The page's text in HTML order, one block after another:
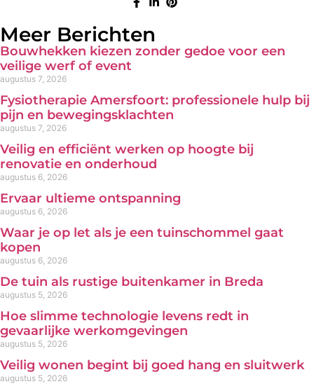
Meer Berichten
Bouwhekken kiezen zonder gedoe voor een
veilige werf of event
augustus 7, 2026
Fysiotherapie Amersfoort: professionele hulp bij
pijn en bewegingsklachten
augustus 7, 2026
Veilig en efficiënt werken op hoogte bij
renovatie en onderhoud
augustus 6, 2026
Ervaar ultieme ontspanning
augustus 6, 2026
Waar je op let als je een tuinschommel gaat
kopen
augustus 6, 2026
De tuin als rustige buitenkamer in Breda
augustus 5, 2026
Hoe slimme technologie levens redt in
gevaarlijke werkomgevingen
augustus 5, 2026
Veilig wonen begint bij goed hang en sluitwerk
augustus 5, 2026